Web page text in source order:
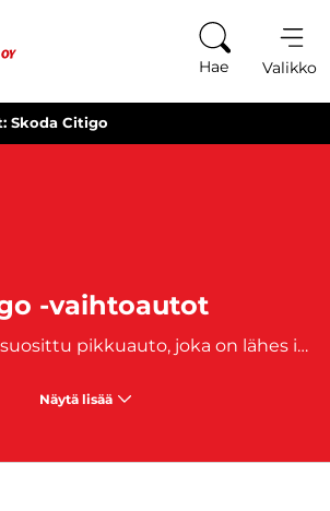
Hae Valikko
Skoda Citigo
-vaihtoautot
Skoda Citigo on suosittu pikkuauto, joka on lähes identtinen
Näytä lisää